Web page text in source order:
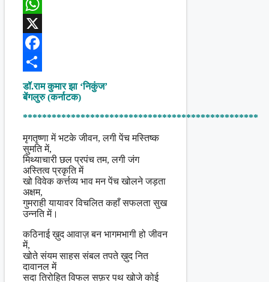
WhatsApp
X
Facebook
Share
डॉ.राम कुमार झा ‘निकुंज’
बेंगलुरु (कर्नाटक)
*************************************************
मृगतृष्णा में भटके जीवन, लगी पेंच मस्तिष्क
सुमति में,
मिथ्याचारी छल प्रपंच तम, लगी जंग
अस्तित्व प्रकृति में
खो विवेक कर्त्तव्य भाव मन पेंच खोलने जड़ता
अक्षम,
गुमराही यायावर विचलित कहाँ सफलता सुख
उन्नति में।
कठिनाई ख़ुद आवाज़ बन भागमभागी हो जीवन
में,
खोते संयम साहस संबल तपते ख़ुद नित
दावानल में
सदा तिरोहित विफल सफ़र पथ खोजे कोई